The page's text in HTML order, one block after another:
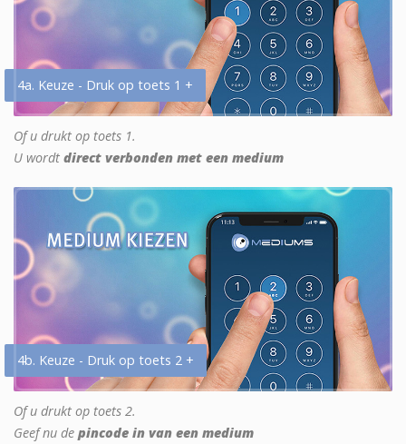
4a. Keuze - Druk op toets 1 +
Of u drukt op toets 1.
U wordt direct verbonden met een medium
4b. Keuze - Druk op toets 2 +
Of u drukt op toets 2.
Geef nu de pincode in van een medium